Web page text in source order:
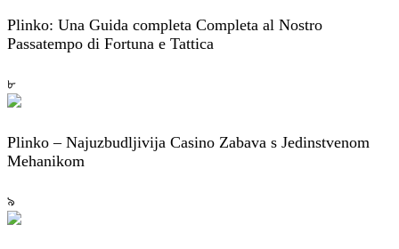
Plinko: Una Guida completa Completa al Nostro
Passatempo di Fortuna e Tattica
৮
Plinko – Najuzbudljivija Casino Zabava s Jedinstvenom
Mehanikom
৯